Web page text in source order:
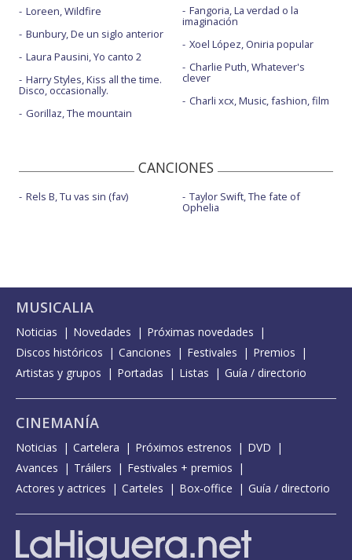
Loreen, Wildfire
Bunbury, De un siglo anterior
Laura Pausini, Yo canto 2
Harry Styles, Kiss all the time.
Disco, occasionally.
Gorillaz, The mountain
Fangoria, La verdad o la
imaginación
Xoel López, Oniria popular
Charlie Puth, Whatever's
clever
Charli xcx, Music, fashion, film
CANCIONES
Rels B, Tu vas sin (fav) Taylor Swift, The fate of
Ophelia
MUSICALIA
Noticias Novedades
Próximas novedades
Discos históricos
Canciones Festivales
Premios
Artistas y grupos
Portadas Listas Guía / directorio
CINEMANÍA
Noticias Cartelera Próximos estrenos
DVD
Avances
Tráilers
Festivales + premios
Actores y actrices
Carteles Box-office Guía / directorio